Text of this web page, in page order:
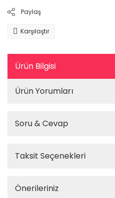
Paylaş
Karşılaştır
Ürün Bilgisi
Ürün Yorumları
Soru & Cevap
Taksit Seçenekleri
Önerileriniz